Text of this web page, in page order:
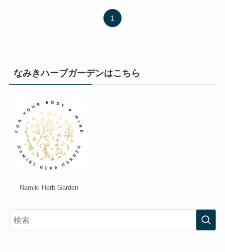
1
なみきハーブガーデンはこちら
Namiki Herb Garden